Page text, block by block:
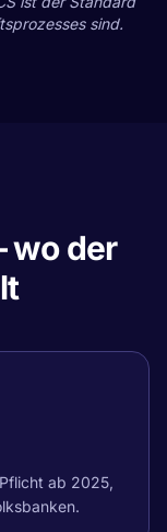
sind.
wo der
ab 2025,